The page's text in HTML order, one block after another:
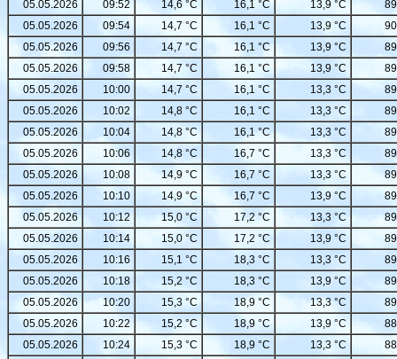
05.05.2026 09:52 14,6 °C 16,1 °C 13,9 °C
05.05.2026
09:54 14,7 °C 16,1 °C 13,9 °C
05.05.2026
09:56 14,7 °C 16,1 °C 13,9 °C
05.05.2026
09:58 14,7 °C 16,1 °C 13,9 °C
05.05.2026
10:00 14,7 °C 16,1 °C 13,3 °C
05.05.2026
10:02 14,8 °C 16,1 °C 13,3 °C
05.05.2026
10:04 14,8 °C 16,1 °C 13,3 °C
05.05.2026
10:06 14,8 °C 16,7 °C 13,3 °C
05.05.2026
10:08 14,9 °C 16,7 °C 13,3 °C
05.05.2026
10:10 14,9 °C 16,7 °C 13,9 °C
05.05.2026
10:12 15,0 °C 17,2 °C 13,3 °C
05.05.2026
10:14 15,0 °C 17,2 °C 13,9 °C
05.05.2026
10:16 15,1 °C 18,3 °C 13,3 °C
05.05.2026
10:18 15,2 °C 18,3 °C 13,9 °C
05.05.2026
10:20 15,3 °C 18,9 °C 13,3 °C
05.05.2026
10:22 15,2 °C 18,9 °C 13,9 °C
05.05.2026
10:24 15,3 °C 18,9 °C 13,3 °C